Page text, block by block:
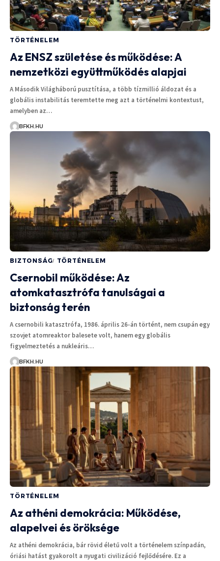
TÖRTÉNELEM
Az ENSZ születése és működése: A
nemzetközi együttműködés alapjai
A Második Világháború pusztítása, a több tízmillió áldozat és a
globális instabilitás teremtette meg azt a történelmi kontextust,
amelyben az…
BFKH.HU
BIZTONSÁG TÖRTÉNELEM
Csernobil működése: Az
atomkatasztrófa tanulságai a
biztonság terén
A csernobili katasztrófa, 1986. április 26-án történt, nem csupán egy
szovjet atomreaktor balesete volt, hanem egy globális
figyelmeztetés a nukleáris…
BFKH.HU
TÖRTÉNELEM
Az athéni demokrácia: Működése,
alapelvei és öröksége
Az athéni demokrácia, bár rövid életű volt a történelem színpadán,
óriási hatást gyakorolt a nyugati civilizáció fejlődésére. Ez a